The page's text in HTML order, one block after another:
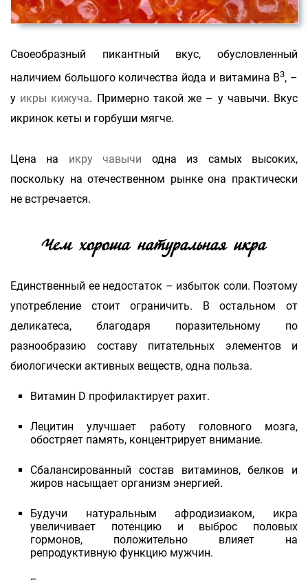
Своеобразный пикантный вкус, обусловленный
наличием большого количества йода и витамина В3, –
у икры кижуча. Примерно такой же – у чавычи. Вкус
икринок кеты и горбуши мягче.
Цена на икру чавычи одна из самых высоких,
поскольку на отечественном рынке она практически
не встречается.
Чем хороша натуральная икра
Единственный ее недостаток – избыток соли. Поэтому
употребление стоит ограничить. В остальном от
деликатеса, благодаря поразительному по
разнообразию составу питательных элементов и
биологически активных веществ, одна польза.
Витамин D профилактирует рахит.
Лецитин улучшает работу головного мозга,
обостряет память, концентрирует внимание.
Сбалансированный состав витаминов, белков и
жиров насыщает организм энергией.
Будучи натуральным афродизиаком, икра
увеличивает потенцию и выброс половых
гормонов, положительно влияет на
репродуктивную функцию мужчин.